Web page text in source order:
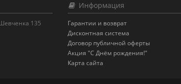
135
Информация
Гарантии и возврат
Дисконтная система
Договор публичной оферты
Акция "С Днём рождения!"
Карта сайта